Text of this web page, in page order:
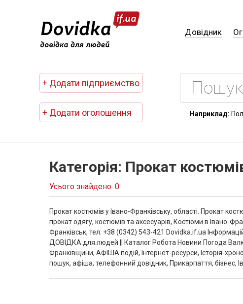
Довідник
+ Додати підприємство
+ Додати оголошення Наприклад:
Категорія: Прокат
Усього знайдено: 0
Прокат костюмів у Івано-Франківську, області. Прокат
прокат одягу, костюмів та аксесуарів, Костюми в Івано-
Франківськ, тел: +38 (0342) 543-421 Dovidka.if.ua
ДОВІДКА.для.людей || Каталог Робота Новини Погода
Франківщини, АФІША подій, Інтернет-ресурси, Історія-
пошук, афіша, телефонний довідник, Прикарпаття, бізнес,